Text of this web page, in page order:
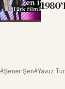
#Şener Şen#Yavuz